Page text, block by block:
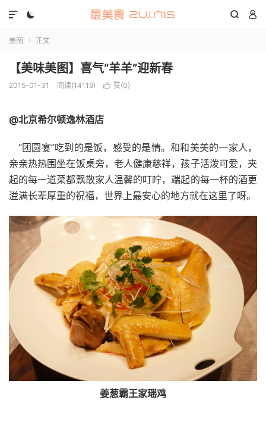
  

美图  正文
【美味美图】喜气“羊羊”迎新春
2015-01-31 阅读(14119)  赞(0)
@北京希尔顿逸林酒店
“团圆宴”吃到的是饭，感受的是情。和和美美的一家人，
亲亲热热围坐在饭桌旁，老人健康慈祥，孩子活泼可爱，夹
起的每一道菜都飘散家人温馨的叮咛，端起的每一杯的酒更
溢满长辈厚重的祝福，世界上最安心的地方就在这里了呀。
姜葱霸王家瑶鸡